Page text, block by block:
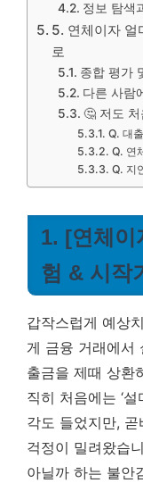
정보 탐색
5. 연체이자 얼
로
종합 평가
다른 사람
🤔 저도 처
Q. 대
Q. 연
Q. 지
1. [연체이
험 & 시작
갑작스럽게 예상
게 금융 거래에서
출금을 제때 상환
직히 처음에는 ‘
각도 들었지만, 곧
걱정이 밀려왔습
아닐까 하는 불안